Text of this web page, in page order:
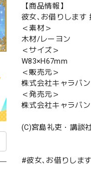
【商品情報】
彼女､お借りします
＜素材＞
木材/レーヨン
＜サイズ＞
W83×H67mm
＜販売元＞
株式会社キャラバン
＜発売元＞
株式会社キャラバン
(C)宮島礼吏・講談
#彼女､お借りしま